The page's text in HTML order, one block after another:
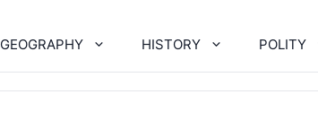
GEOGRAPHY HISTORY POLITY